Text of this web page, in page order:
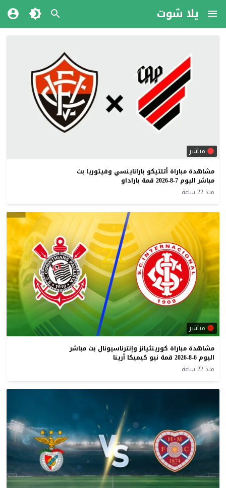
يلا شوت
مباشر
مشاهدة مباراة أتلتيكو باراناينسي وفيتوريا بث
مباشر اليوم 7-8-2026 قمة باراداو
منذ 22 ساعة
مباشر
مشاهدة مباراة كورينثيانز وإنترناسيونال بث مباشر
اليوم 6-8-2026 قمة نيو كيميكا أرينا
منذ 22 ساعة